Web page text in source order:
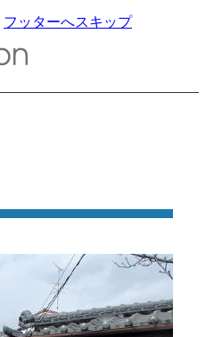
フッターへスキップ